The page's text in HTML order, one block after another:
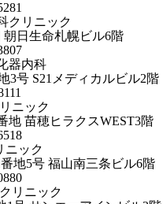
クリニック
日生命札幌ビル6階
器内科
3号 S21メディカルビル2階
ニック
地 苗穂ヒラクスWEST3階
ニック
地5号 福山南三条ビル6階
リニック